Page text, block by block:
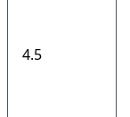
4.5